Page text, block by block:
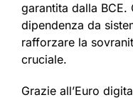
garantita dalla
dipendenza da
rafforzare la
cruciale.
Grazie all’Euro